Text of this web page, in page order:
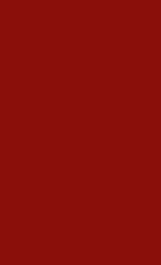
varie